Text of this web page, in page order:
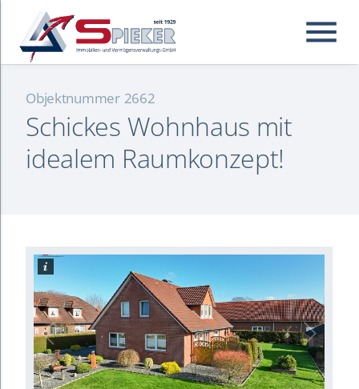
menu
Suchbegriffe Suchen
Objektnummer 2662
Schickes Wohnhaus mit
idealem Raumkonzept!